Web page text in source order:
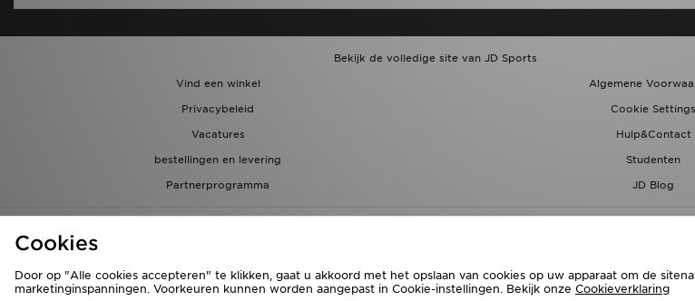
Bekijk de volledige site van JD Sports
Vind een winkel
Algemene
Privacybeleid
Cookie Settings
Vacatures
Hulp&Contact
bestellingen en levering
Studenten
Partnerprogramma
JD Blog
Cookies
Door op "Alle cookies accepteren" te klikken, gaat u akkoord met het opslaan van cookies op uw apparaat om de
marketinginspanningen. Voorkeuren kunnen worden aangepast in Cookie-instellingen. Bekijk onze Cookieverklaring